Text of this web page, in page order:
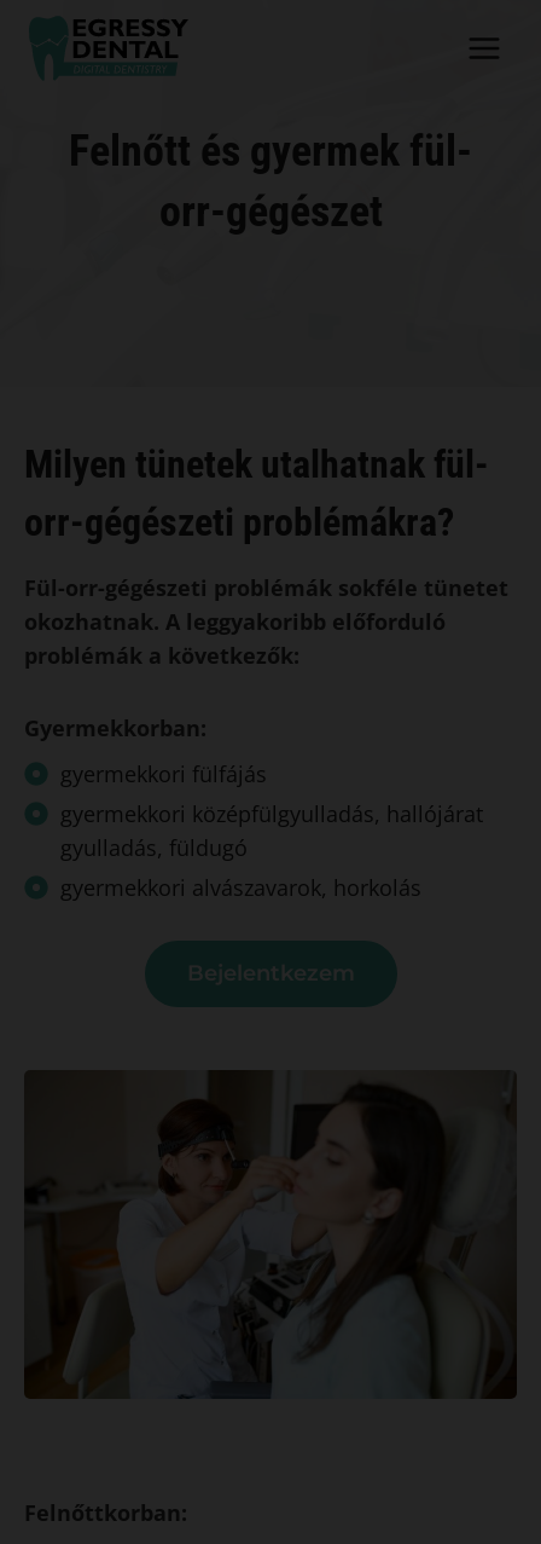
Skip
content
Felnőtt és gyermek fül-
orr-gégészet
Milyen tünetek utalhatnak fül-
orr-gégészeti problémákra?
Fül-orr-gégészeti problémák sokféle tünetet
okozhatnak. A leggyakoribb előforduló
problémák a következők:
Gyermekkorban:
gyermekkori fülfájás
gyermekkori középfülgyulladás, hallójárat
gyulladás, füldugó
gyermekkori alvászavarok, horkolás
Bejelentkezem
Felnőttkorban: